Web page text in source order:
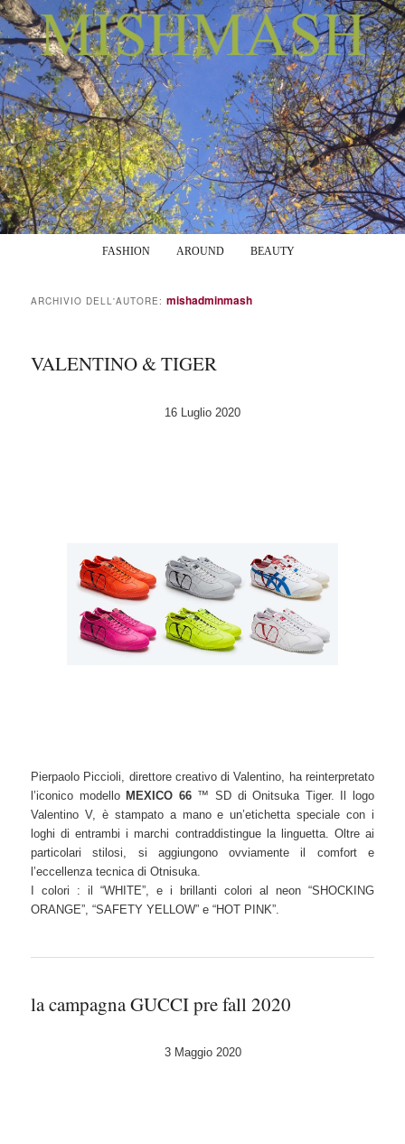
Vai al contenuto principale
Vai al contenuto secondario
FASHION AROUND BEAUTY
ARCHIVIO DELL'AUTORE:mishadminmash
VALENTINO & TIGER
16 Luglio 2020
Pierpaolo Piccioli, direttore creativo di Valentino, ha reinterpretato
l’iconico modelloMEXICO 66™ SD di Onitsuka Tiger. Il logo
Valentino V, è stampato a mano e un’etichetta speciale con i
loghi di entrambi i marchi contraddistingue la linguetta. Oltre ai
particolari stilosi, si aggiungono ovviamente il comfort e
l’eccellenza tecnica di Otnisuka.
I colori : il “WHITE”, e i brillanti colori al neon “SHOCKING
ORANGE”, “SAFETY YELLOW” e “HOT PINK”.
la campagna GUCCI pre fall 2020
3 Maggio 2020